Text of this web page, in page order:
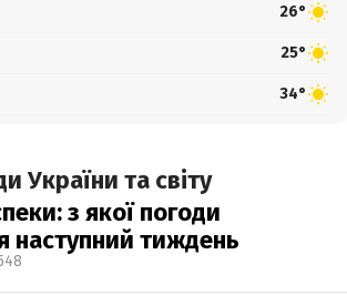
26°
25°
34°
України та світу
з якої погоди
наступний тиждень